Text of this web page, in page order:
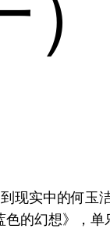
现实中的何
的幻想》，